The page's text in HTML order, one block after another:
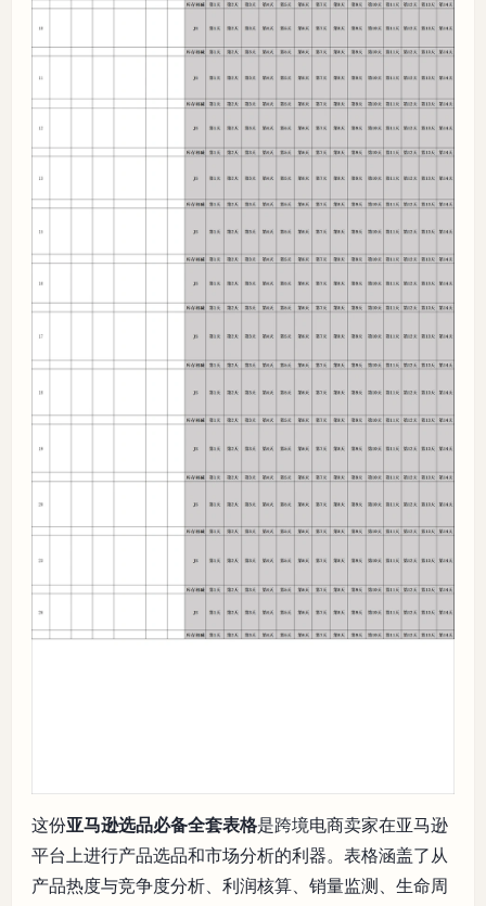
这份亚马逊选品必备全套表格是跨境电商卖家在亚马逊
平台上进行产品选品和市场分析的利器。表格涵盖了从
产品热度与竞争度分析、利润核算、销量监测、生命周